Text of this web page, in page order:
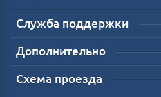
Служба поддержки
Дополнительно
Схема проезда